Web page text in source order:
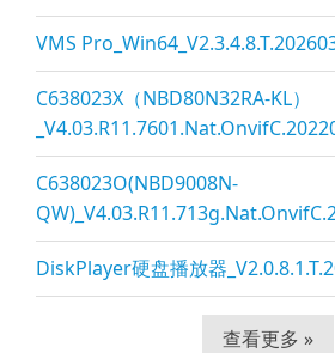
VMS
C638023X（NBD80N32RA-KL）
C638023O(NBD9008N-
DiskPlayer硬盘播放器
查看更多 »